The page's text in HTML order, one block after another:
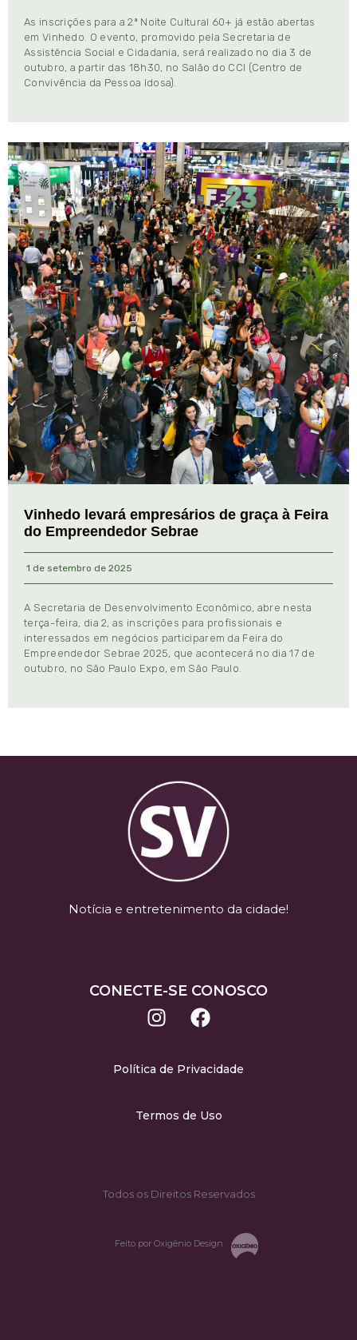
As inscrições para a 2ª Noite Cultural 60+ já estão abertas
em Vinhedo. O evento, promovido pela Secretaria de
Assistência Social e Cidadania, será realizado no dia 3 de
outubro, a partir das 18h30, no Salão do CCI (Centro de
Convivência da Pessoa Idosa).
Vinhedo levará empresários de graça à Feira
do Empreendedor Sebrae
1 de setembro de 2025
A Secretaria de Desenvolvimento Econômico, abre nesta
terça-feira, dia 2, as inscrições para profissionais e
interessados em negócios participarem da Feira do
Empreendedor Sebrae 2025, que acontecerá no dia 17 de
outubro, no São Paulo Expo, em São Paulo.
Notícia e entretenimento da cidade!
CONECTE-SE CONOSCO
Política de Privacidade
Termos de Uso
Todos os Direitos Reservados
Feito por Oxigênio Design